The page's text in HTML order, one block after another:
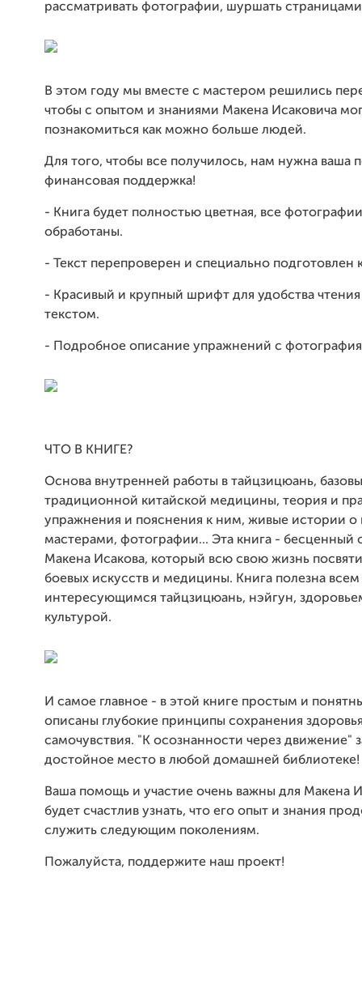
рассматривать фотографии, шуршать
В этом году мы вместе с мастером решились
чтобы с опытом и знаниями Макена Исаковича
познакомиться как можно больше людей.
Для того, чтобы все получилось, нам нужна ваша
финансовая поддержка!
- Книга будет полностью цветная, все
обработаны.
- Текст перепроверен и специально подготовлен
- Красивый и крупный шрифт для удобства
текстом.
- Подробное описание упражнений с
ЧТО В КНИГЕ?
Основа внутренней работы в тайцзицюань,
традиционной китайской медицины, теория и
упражнения и пояснения к ним, живые истории о
мастерами, фотографии... Эта книга - бесценный
Макена Исакова, который всю свою жизнь
боевых искусств и медицины. Книга полезна всем
интересующимся тайцзицюань, нэйгун,
культурой.
И самое главное - в этой книге простым и
описаны глубокие принципы сохранения
самочувствия. "К осознанности через движение"
достойное место в любой домашней библиотеке!
Ваша помощь и участие очень важны для Макена
будет счастлив узнать, что его опыт и знания
служить следующим поколениям.
Пожалуйста, поддержите наш проект!